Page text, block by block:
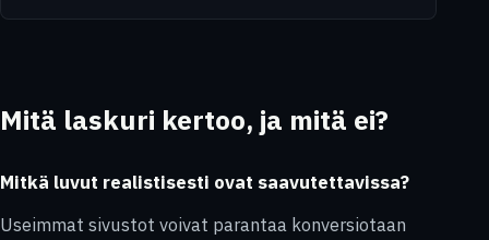
Mitä laskuri kertoo, ja mitä ei?
Mitkä luvut realistisesti ovat saavutettavissa?
Useimmat sivustot voivat parantaa konversiotaan